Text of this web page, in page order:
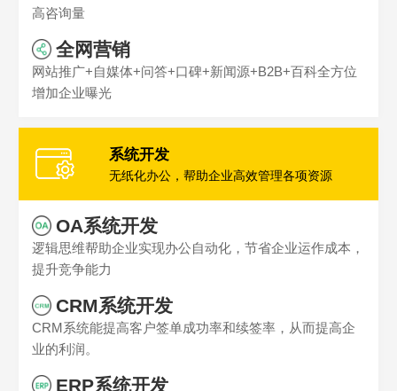
高咨询量
全网营销
网站推广+自媒体+问答+口碑+新闻源+B2B+百科全方位
增加企业曝光
系统开发
无纸化办公，帮助企业高效管理各项资源
OA系统开发
逻辑思维帮助企业实现办公自动化，节省企业运作成本，
提升竞争能力
CRM系统开发
CRM系统能提高客户签单成功率和续签率，从而提高企
业的利润。
ERP系统开发